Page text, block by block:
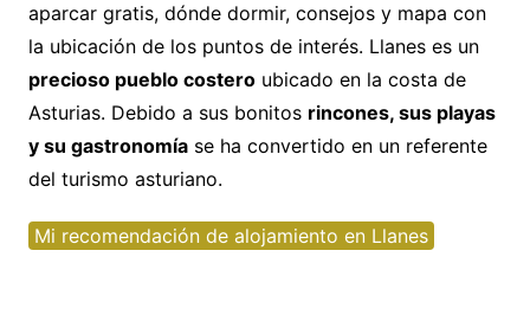
aparcar gratis, dónde dormir, consejos y mapa con
la ubicación de los puntos de interés. Llanes es un
precioso pueblo costeroubicado en la costa de
Asturias. Debido a sus bonitos rincones, sus playas
y su gastronomíase ha convertido en un referente
del turismo asturiano.
Mi recomendación de alojamiento en Llanes